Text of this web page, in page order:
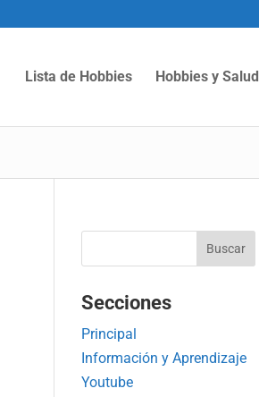
Lista de Hobbies Hobbies y Salud
Secciones
Principal
Información y Aprendizaje
Youtube